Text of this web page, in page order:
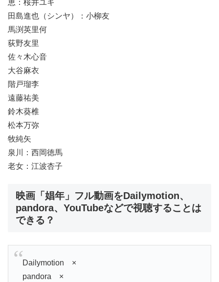
恵：桜井ユキ
田島進也（シンヤ）：小柳友
馬渕英里何
荻野友里
佐々木心音
大谷麻衣
階戸瑠李
遠藤祐美
鈴木葵椎
松本万弥
牧純矢
泉川：西岡徳馬
老女：江波杏子
映画「娼年」フル動画をDailymotion、
pandora、YouTubeなどで視聴することは
できる？
Dailymotion ×
pandora ×